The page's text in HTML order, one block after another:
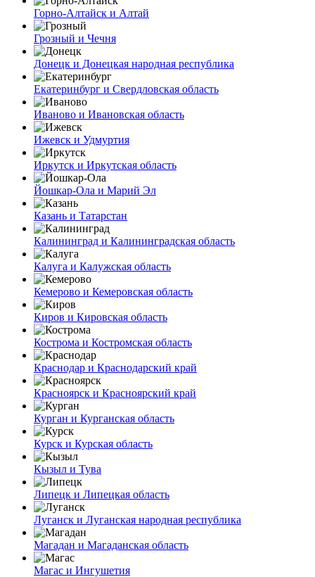
Горно-Алтайск и Алтай
Грозный и Чечня
Донецк и Донецкая народная республика
Екатеринбург и Свердловская область
Иваново и Ивановская область
Ижевск и Удмуртия
Иркутск и Иркутская область
Йошкар-Ола и Марий Эл
Казань и Татарстан
Калининград и Калининградская область
Калуга и Калужская область
Кемерово и Кемеровская область
Киров и Кировская область
Кострома и Костромская область
Краснодар и Краснодарский край
Красноярск и Красноярский край
Курган и Курганская область
Курск и Курская область
Кызыл и Тува
Липецк и Липецкая область
Луганск и Луганская народная республика
Магадан и Магаданская область
Магас и Ингушетия